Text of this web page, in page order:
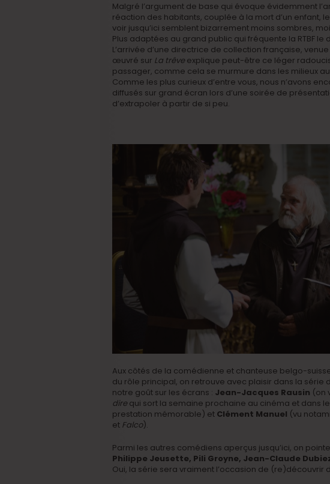
Malgré l’argument de base qui évoque évidemment
réaction des habitants, couplée à la mort d’un enfant,
voir jusqu’ici semblent bizarrement moins sombres,
Plus adaptées au grand public qui fréquente la RTBF le
L’arrivée d’une directrice de collection française,
œuvré sur La trêve explique peut-être ce léger
passager, comme cela se murmure dans les milieux
Comme les plus curieux d’entre vous, nous n’avons
diffusés sur grand écran lors d’une soirée de
d’extrapoler à partir de si peu.
Aux côtés de la comédienne et chanteuse belgo-
du rôle principal, on retrouve avec plaisir dans la série
notre goût sur les écrans : Jean-Jacques Rausin (on
dire qui sort la semaine prochaine au cinéma et dans
prestation mémorable) et Clément Manuel (vu
et Falco).
Parmi les autres comédiens aperçus jusqu’ici, on
Philippe Jeusette, Pili Groyne, Jean-Claude
Oui, la série sera vraiment l’occasion de